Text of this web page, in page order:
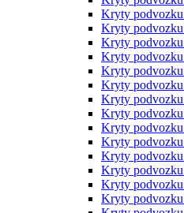
Kryty
Kryty
Kryty
Kryty
Kryty
Kryty podvozku
Kryty
Kryty
Kryty
Kryty
Kryty podvozku
Kryty
Kryty
Kryty